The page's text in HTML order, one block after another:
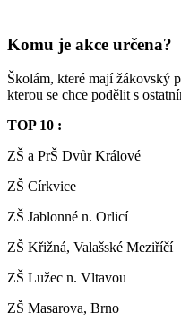
Komu je akce určena?
Školám, které mají žákovský
kterou se chce podělit s
TOP 10 :
ZŠ a PrŠ Dvůr Králové
ZŠ Církvice
ZŠ Jablonné n. Orlicí
ZŠ Křižná, Valašské Meziříčí
ZŠ Lužec n. Vltavou
ZŠ Masarova, Brno